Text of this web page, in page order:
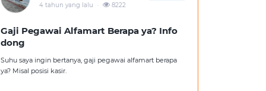
4 tahun yang lalu . 8222
Gaji Pegawai Alfamart Berapa ya? Info
dong
Suhu saya ingin bertanya, gaji pegawai alfamart berapa
ya? Misal posisi kasir.